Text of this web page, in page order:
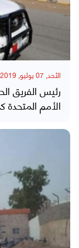
الأحد, 07 يوليو, 2019
رئيس الفريق
الأمم